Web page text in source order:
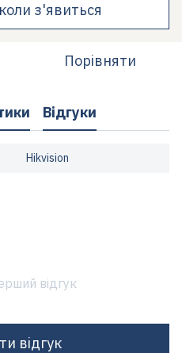
з'явиться
Порівняти
Відгуки
Hikvision
відгук
відгук